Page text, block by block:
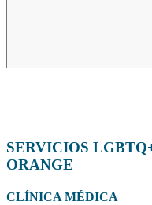
SERVICIOS
ORANGE
CLÍNICA MÉDICA